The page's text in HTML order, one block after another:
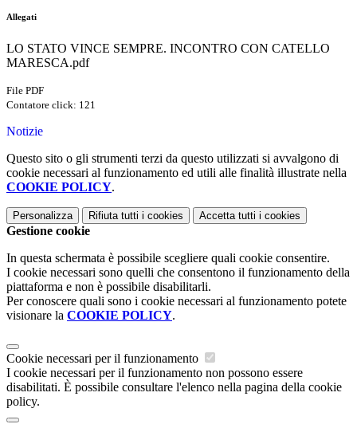
Allegati
LO STATO VINCE SEMPRE. INCONTRO CON CATELLO
MARESCA.pdf
File PDF
Contatore click: 121
Notizie
Questo sito o gli strumenti terzi da questo utilizzati si avvalgono di
cookie necessari al funzionamento ed utili alle finalità illustrate nella
COOKIE POLICY.
Personalizza Rifiuta tutti i cookies Accetta tutti i cookies
Gestione cookie
In questa schermata è possibile scegliere quali cookie consentire.
I cookie necessari sono quelli che consentono il funzionamento della
piattaforma e non è possibile disabilitarli.
Per conoscere quali sono i cookie necessari al funzionamento potete
visionare la COOKIE POLICY.
Cookie necessari per il funzionamento
I cookie necessari per il funzionamento non possono essere
disabilitati. È possibile consultare l'elenco nella pagina della cookie
policy.